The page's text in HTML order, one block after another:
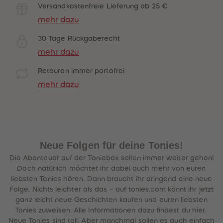
Versandkostenfreie Lieferung ab 25 €
mehr dazu
30 Tage Rückgaberecht
mehr dazu
Retouren immer portofrei
mehr dazu
Neue Folgen für deine Tonies!
Die Abenteuer auf der Toniebox sollen immer weiter gehen!
Doch natürlich möchtet ihr dabei auch mehr von euren
liebsten Tonies hören. Dann braucht ihr dringend eine neue
Folge. Nichts leichter als das – auf tonies.com könnt ihr jetzt
ganz leicht neue Geschichten kaufen und euren liebsten
Tonies zuweisen. Alle Informationen dazu findest du hier.
Neue Tonies sind toll. Aber manchmal sollen es auch einfach